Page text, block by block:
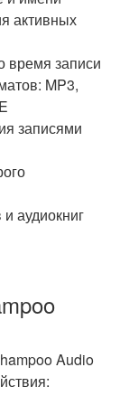
активных
записи
MP3,
записями
аудиокниг
Audio